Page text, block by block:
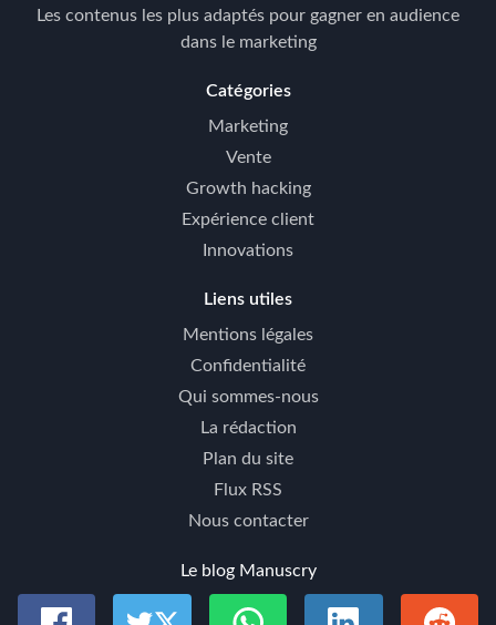
Les contenus les plus adaptés pour gagner en audience
dans le marketing
Catégories
Marketing
Vente
Growth hacking
Expérience client
Innovations
Liens utiles
Mentions légales
Confidentialité
Qui sommes-nous
La rédaction
Plan du site
Flux RSS
Nous contacter
Le blog Manuscry